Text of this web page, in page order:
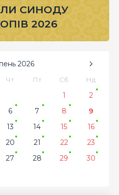
СИНОДУ
2026
2026
Чт Пт Сб Нд
1
2
6 7 8
9
13 14 15
16
20 21 22
23
27 28 29
30